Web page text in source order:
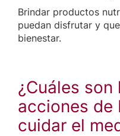
Brindar productos
puedan disfrutar y
bienestar.
¿Cuáles
acciones de
cuidar el